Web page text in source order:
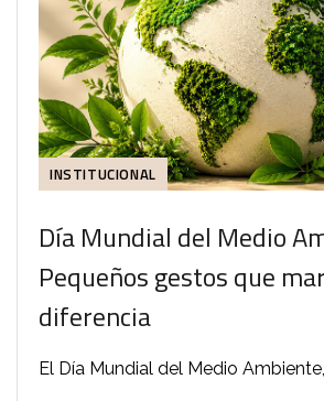
INSTITUCIONAL
Día Mundial del Medio
Pequeños gestos que
diferencia
El Día Mundial del Medio